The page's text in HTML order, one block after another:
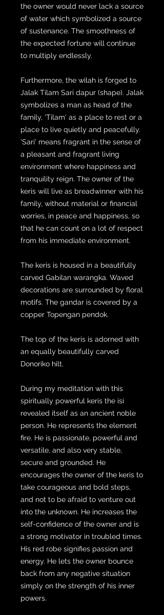
the owner would never lack a source
of water which symbolized a source
of sustenance. The smoothness of
the expected fortune will continue
to multiply endlessly.
Furthermore, the wilah is forged to
Jalak Tilam Sari dapur (shape). Jalak
symbolizes a man as head of the
family, 'Tilam' as a place to rest or a
place to live quietly and peacefully.
'Sari' means fragrant in the sense of
a pleasant and fragrant living
environment where happiness and
tranquility reign. The owner of the
keris will live as breadwinner with his
family, without material or financial
worries, in peace and happiness, so
that he can count on a lot of respect
from his immediate environment.
The keris is housed in a beautifully
carved Gabilan warangka. Waved
decorations are surrounded by floral
motifs. The gandar is covered by a
copper Topengan pendok.
The top of the keris is adorned with
an equally beautifully carved
Donoriko hilt.
During my meditation with this
spiritually powerful keris the isi
revealed itself as an ancient noble
person. He represents the element
fire. He is passionate, powerful and
versatile, and also very stable,
secure and grounded. He
encourages the owner of the keris to
take courageous and bold steps,
and not to be afraid to venture out
into the unknown. He increases the
self-confidence of the owner and is
a strong motivator in troubled times.
His red robe signifies passion and
energy. He lets the owner bounce
back from any negative situation
simply on the strength of his inner
powers.